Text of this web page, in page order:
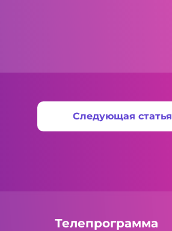
Следующая статья
Телепрограмма